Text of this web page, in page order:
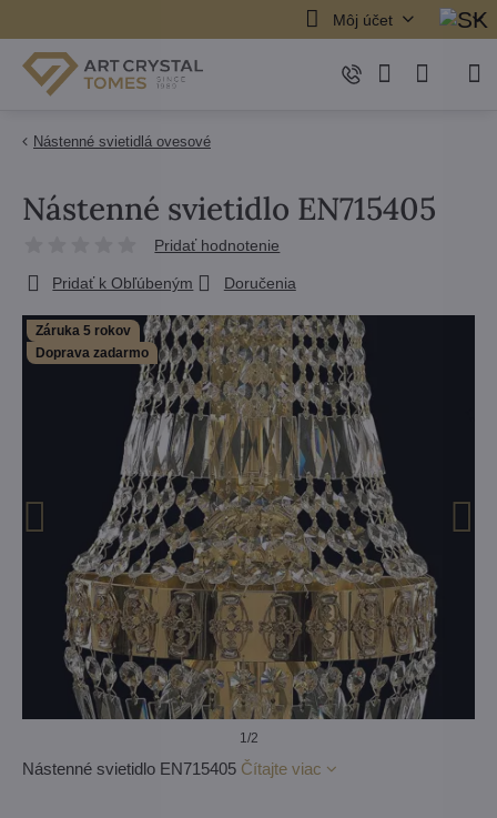
Môj účet
Nástenné svietidlá ovesové
Záruka 5 rokov
Doprava zadarmo
1/2
Nástenné svietidlo EN715405
Pridať hodnotenie
Pridať k Obľúbeným Doručenia
Nástenné svietidlo EN715405 Čítajte viac